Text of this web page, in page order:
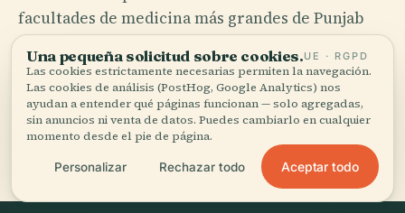
facultades de medicina más grandes de Punjab
genera su propia gravedad institucional. Los
médicos formados en AIMC regresan como
especialistas; los servicios de urgencias no se
detienen por unas elecciones. Y el nombre en la
fachada — Muhammad Ali Jinnah, fundador de
Pakistán — tiene un peso político que ningún
gobierno se ha atrevido todavía a borrar.
Una pequeña solicitud sobre cookies.UE · RGPD
Las cookies estrictamente necesarias permiten la navegación.
Las cookies de análisis (PostHog, Google Analytics) nos
ayudan a entender qué páginas funcionan — solo agregadas,
sin anuncios ni venta de datos. Puedes cambiarlo en cualquier
momento desde el pie de página.
Personalizar Rechazar todo Aceptar todo